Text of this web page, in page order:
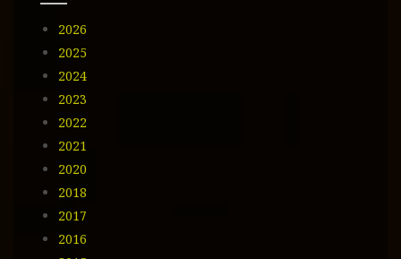
m
a
i
l
2026
2025
2024
2023
2022
2021
2020
2018
2017
2016